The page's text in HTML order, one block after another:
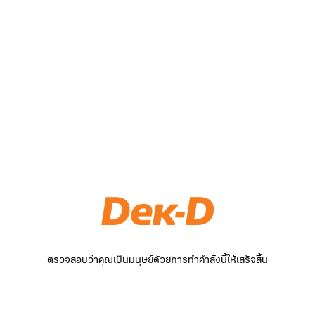
ตรวจสอบว่าคุณเป็นมนุษย์ด้วยการทำคำสั่งนี้ให้เสร็จสิ้น